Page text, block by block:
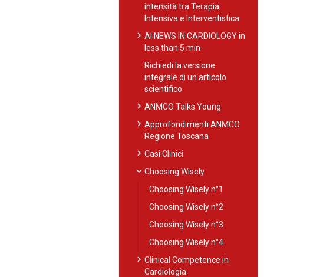
intensità tra Terapia
Intensiva e Interventistica
chevron_rightAI NEWS IN CARDIOLOGY in
less than 5 min
Richiedi la versione
integrale di un articolo
scientifico
chevron_rightANMCO Talks Young
chevron_rightApprofondimenti ANMCO
Regione Toscana
chevron_rightCasi Clinici
expand_moreChoosing Wisely
Choosing Wisely n°1
Choosing Wisely n°2
Choosing Wisely n°3
Choosing Wisely n°4
chevron_rightClinical Competence in
Cardiologia